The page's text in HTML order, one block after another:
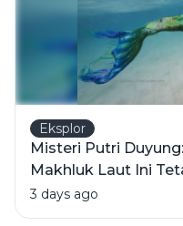
Eksplor
Misteri Putri
Makhluk Laut Ini
3 days ago